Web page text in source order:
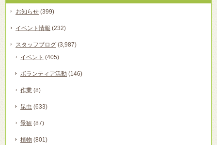
お知らせ (399)
イベント情報 (232)
スタッフブログ (3,987)
イベント (405)
ボランティア活動 (146)
作業 (8)
昆虫 (633)
景観 (87)
植物 (801)